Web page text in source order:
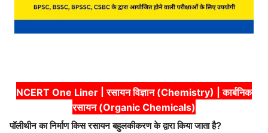
NCERT One Liner | रसायन विज्ञान (Chemistry) | कार्बनिक
रसायन (Organic Chemicals)
पॉलीथीन का निर्माण किस रसायन बहुलकीकरण के द्वारा किया जाता है?